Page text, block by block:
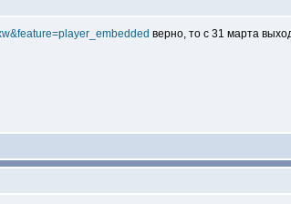
верно, то с 31 марта